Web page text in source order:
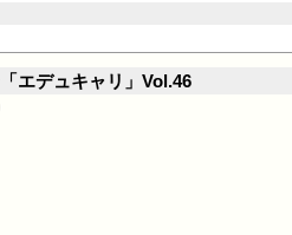
エデュキャリ」Vol.46